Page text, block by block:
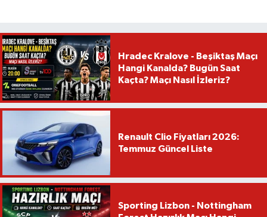
Hradec Kralove - Beşiktaş Maçı
Hangi Kanalda? Bugün Saat
Kaçta? Maçı Nasıl İzleriz?
Renault Clio Fiyatları 2026:
Temmuz Güncel Liste
Sporting Lizbon - Nottingham